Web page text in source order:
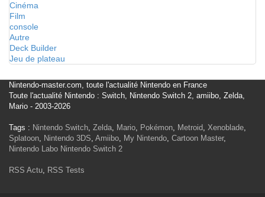
Cinéma
Film
console
Autre
Deck Builder
Jeu de plateau
Nintendo-master.com, toute l'actualité Nintendo en France
Toute l'actualité Nintendo : Switch, Nintendo Switch 2, amiibo, Zelda,
Mario - 2003-2026
Tags : Nintendo Switch, Zelda, Mario, Pokémon, Metroid, Xenoblade,
Splatoon, Nintendo 3DS, Amiibo, My Nintendo, Cartoon Master,
Nintendo Labo Nintendo Switch 2
RSS Actu, RSS Tests